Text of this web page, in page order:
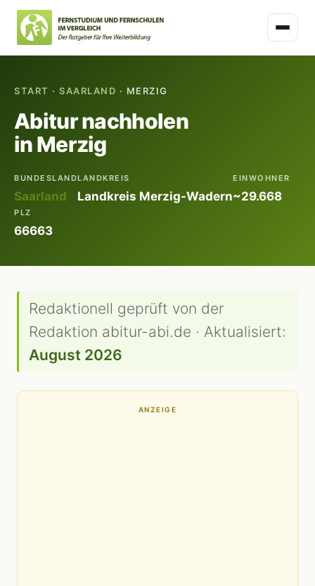
START · SAARLAND · MERZIG
Abitur nachholen
in Merzig
BUNDESLAND
Saarland
LANDKREIS
Landkreis Merzig-Wadern
EINWOHNER
~29.668
PLZ
66663
Redaktionell geprüft von der
Redaktion abitur-abi.de · Aktualisiert:
August 2026
ANZEIGE